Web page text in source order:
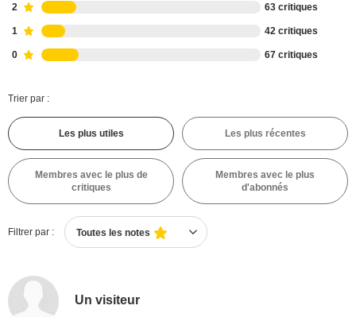
2 63 critiques
1 42 critiques
0 67 critiques
Trier par :
Les plus utiles Les plus récentes
Membres avec le plus de
critiques
Membres avec le plus
d'abonnés
Filtrer par : Toutes les notes
Un visiteur